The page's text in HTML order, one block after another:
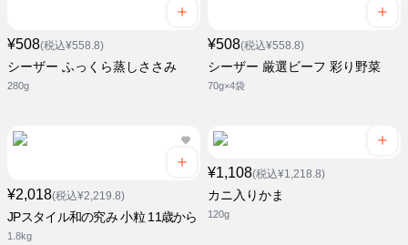
¥508(税込¥558.8)
シーザー ふっくら蒸しささみ
280g
¥508(税込¥558.8)
シーザー 厳選ビーフ 彩り野菜
70g×4袋
¥2,018(税込¥2,219.8)
JPスタイル和の究み 小粒 11歳から
1.8kg
¥1,108(税込¥1,218.8)
カニ入りかま
120g